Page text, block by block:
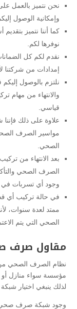
نحن نتميز بالعمل
وإمكانية الوصول
كما أننا نتميز
نوفرها لكم.
نقدم لكم كل
إمدادات من شركتنا
نلتزم بالوصول
والانتهاء من مهام
قياسي.
علاوة على ذلك
مواسير الصرف
الصحي.
بعد الانتهاء من
الصرف الصحي
وجود أي تسربات في
في حالة تركيب أي
ممتد لعدة سنوات،
الصحي التي يتم
مقاول صرف
نظام الصرف الصحي من
مؤسسة سواء منازل أو
لذلك ينبغي اختيار
وجود شبكة صرف صحي